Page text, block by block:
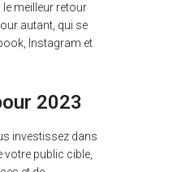
meilleur retour
autant, qui se
Instagram et
2023
investissez dans
votre public cible,